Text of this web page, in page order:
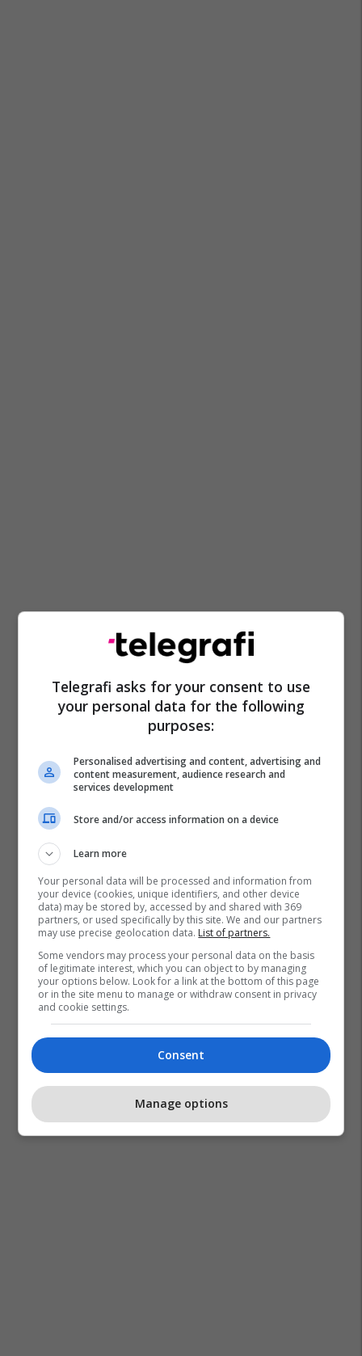
Asteroid Sistemi Diellor Kometa
Telegrafi asks for your consent to use
your personal data for the following
purposes:
Personalised advertising and content, advertising and
content measurement, audience research and
services development
Store and/or access information on a device
Learn more
Your personal data will be processed and information from
your device (cookies, unique identifiers, and other device
data) may be stored by, accessed by and shared with 369
partners, or used specifically by this site. We and our partners
may use precise geolocation data. List of partners.
Some vendors may process your personal data on the basis
of legitimate interest, which you can object to by managing
your options below. Look for a link at the bottom of this page
or in the site menu to manage or withdraw consent in privacy
and cookie settings.
Consent
Manage options